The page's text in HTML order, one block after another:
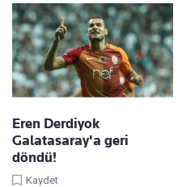
Eren Derdiyok
Galatasaray'a geri
döndü!
Kaydet